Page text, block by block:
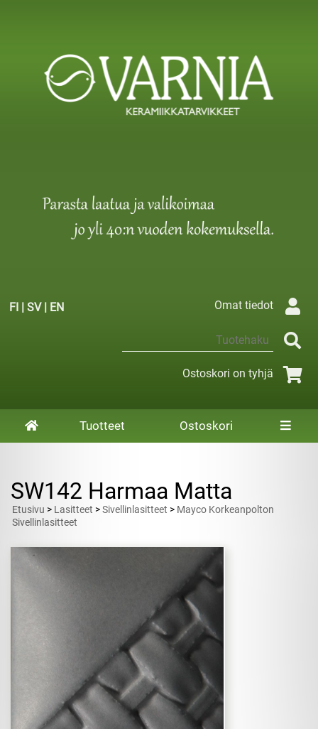
FI | SV| EN Omat tiedot
Ostoskori on tyhjä
Tuotteet Ostoskori
SW142 Harmaa Matta
Etusivu > Lasitteet >Sivellinlasitteet > Mayco Korkeanpolton
Sivellinlasitteet